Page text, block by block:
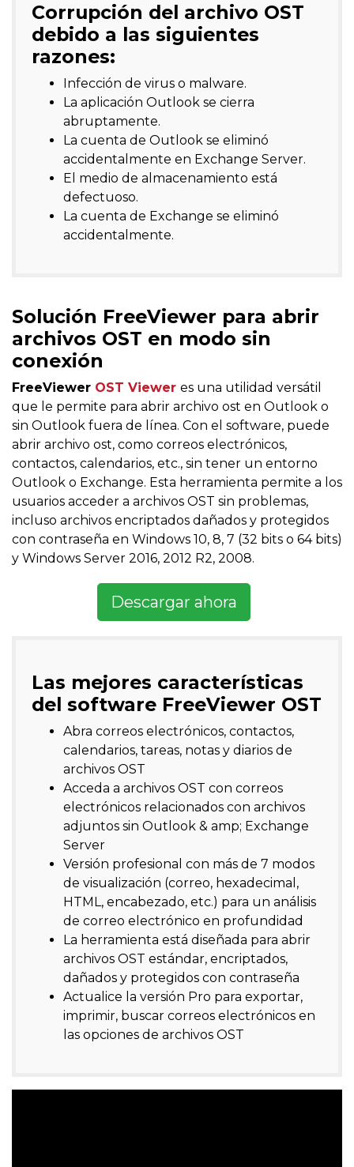
Corrupción del archivo OST
debido a las siguientes
razones:
Infección de virus o malware.
La aplicación Outlook se cierra
abruptamente.
La cuenta de Outlook se eliminó
accidentalmente en Exchange Server.
El medio de almacenamiento está
defectuoso.
La cuenta de Exchange se eliminó
accidentalmente.
Solución FreeViewer para abrir
archivos OST en modo sin
conexión
FreeViewer OST Viewer es una utilidad versátil
que le permite para abrir archivo ost en Outlook o
sin Outlook fuera de línea. Con el software, puede
abrir archivo ost, como correos electrónicos,
contactos, calendarios, etc., sin tener un entorno
Outlook o Exchange. Esta herramienta permite a los
usuarios acceder a archivos OST sin problemas,
incluso archivos encriptados dañados y protegidos
con contraseña en Windows 10, 8, 7 (32 bits o 64 bits)
y Windows Server 2016, 2012 R2, 2008.
Descargar ahora
Las mejores características
del software FreeViewer OST
Abra correos electrónicos, contactos,
calendarios, tareas, notas y diarios de
archivos OST
Acceda a archivos OST con correos
electrónicos relacionados con archivos
adjuntos sin Outlook & amp; Exchange
Server
Versión profesional con más de 7 modos
de visualización (correo, hexadecimal,
HTML, encabezado, etc.) para un análisis
de correo electrónico en profundidad
La herramienta está diseñada para abrir
archivos OST estándar, encriptados,
dañados y protegidos con contraseña
Actualice la versión Pro para exportar,
imprimir, buscar correos electrónicos en
las opciones de archivos OST